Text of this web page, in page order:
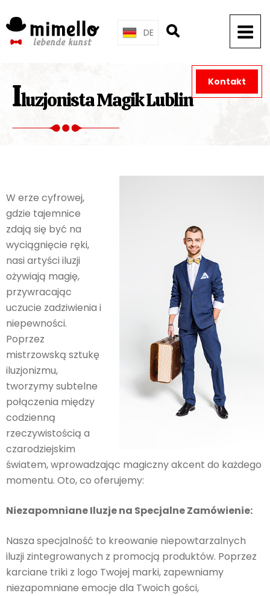
to
content
DE
Iluzjonista Magik Lublin
W erze cyfrowej,
gdzie tajemnice
zdają się być na
wyciągnięcie ręki,
nasi artyści iluzji
ożywiają magię,
przywracając
uczucie zadziwienia i
niepewności.
Poprzez
mistrzowską sztukę
iluzjonizmu,
tworzymy subtelne
połączenia między
codzienną
rzeczywistością a
czarodziejskim
światem, wprowadzając magiczny akcent do każdego
momentu. Oto, co oferujemy:
Niezapomniane Iluzje na Specjalne Zamówienie:
Nasza specjalność to kreowanie niepowtarzalnych
iluzji zintegrowanych z promocją produktów. Poprzez
karciane triki z logo Twojej marki, zapewniamy
niezapomniane emocje dla Twoich gości,
Kontakt